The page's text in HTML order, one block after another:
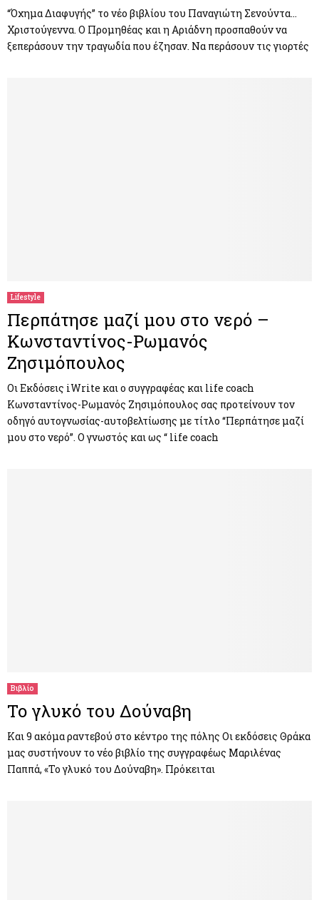
“Όχημα Διαφυγής” το νέο βιβλίου του Παναγιώτη Σενούντα…
Χριστούγεννα. Ο Προμηθέας και η Αριάδνη προσπαθούν να
ξεπεράσουν την τραγωδία που έζησαν. Να περάσουν τις γιορτές
Lifestyle
Περπάτησε μαζί μου στο νερό –
Κωνσταντίνος-Ρωμανός
Ζησιμόπουλος
Οι Εκδόσεις iWrite και ο συγγραφέας και life coach
Κωνσταντίνος-Ρωμανός Ζησιμόπουλος σας προτείνουν τον
οδηγό αυτογνωσίας-αυτοβελτίωσης με τίτλο “Περπάτησε μαζί
μου στο νερό”. Ο γνωστός και ως “ life coach
Βιβλίο
Το γλυκό του Δούναβη
Και 9 ακόμα ραντεβού στο κέντρο της πόλης Οι εκδόσεις Θράκα
μας συστήνουν το νέο βιβλίο της συγγραφέως Μαριλένας
Παππά, «Το γλυκό του Δούναβη». Πρόκειται